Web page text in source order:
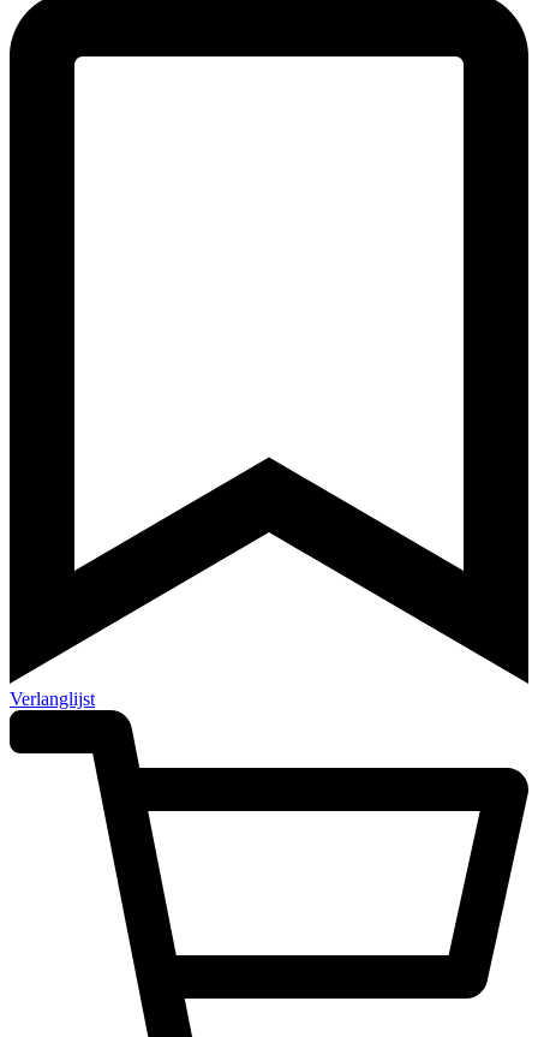
Verlanglijst